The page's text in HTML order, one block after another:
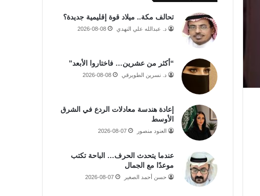
تحالف مكة.. ميلاد قوة إقليمية جديدة؟
د. عبدالله علي النهدي 2026-08-08
“أكثر من عشرين… فاختاروا الأبعد”
د. نسرين الطويرقي 2026-08-08
إعادة هندسة معادلات الردع في الشرق
الأوسط
العنود منصور 2026-08-07
عندما يتحدث الحرف… الباحة تكتب
موعدًا مع الجمال
حسن أحمد الصغير 2026-08-07